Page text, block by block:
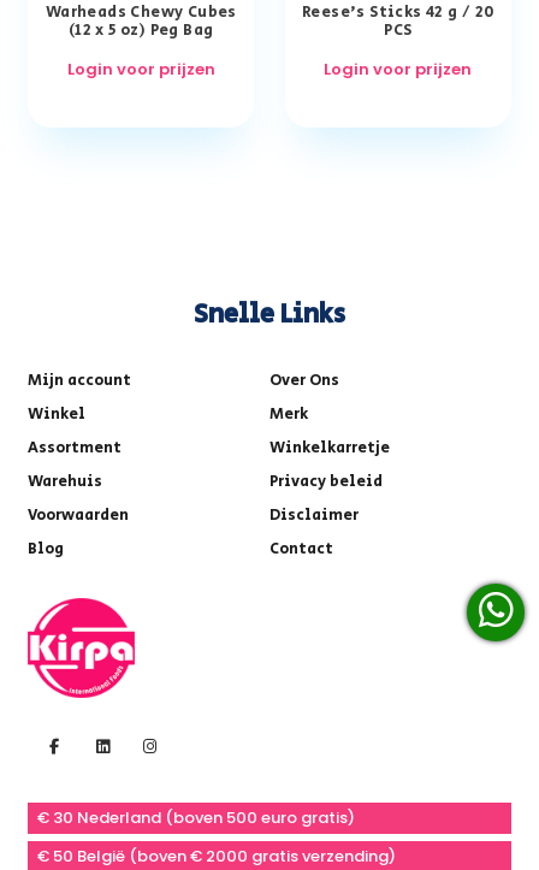
Warheads Chewy Cubes
(12 x 5 oz) Peg Bag
Login voor prijzen
Reese’s Sticks 42 g / 20
PCS
Login voor prijzen
Snelle Links
Mijn account
Over Ons
Winkel
Merk
Assortment
Winkelkarretje
Warehuis
Privacy beleid
Voorwaarden
Disclaimer
Blog
Contact
€ 30 Nederland (boven 500 euro gratis)
€ 50 België (boven € 2000 gratis verzending)